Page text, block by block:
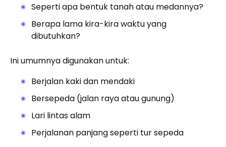
Seperti apa bentuk tanah atau medannya?
Berapa lama kira-kira waktu yang
dibutuhkan?
Ini umumnya digunakan untuk:
Berjalan kaki dan mendaki
Bersepeda (jalan raya atau gunung)
Lari lintas alam
Perjalanan panjang seperti tur sepeda